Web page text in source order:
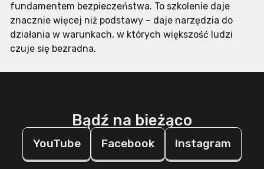
fundamentem bezpieczeństwa. To szkolenie daje
znacznie więcej niż podstawy – daje narzędzia do
działania w warunkach, w których większość ludzi
czuje się bezradna.
Bądź na bieżąco
YouTube Facebook Instagram